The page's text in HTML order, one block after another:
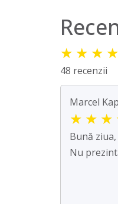
★ ★ ★ ★
48 recenzii
Marcel
★ ★ ★
Bună
Nu